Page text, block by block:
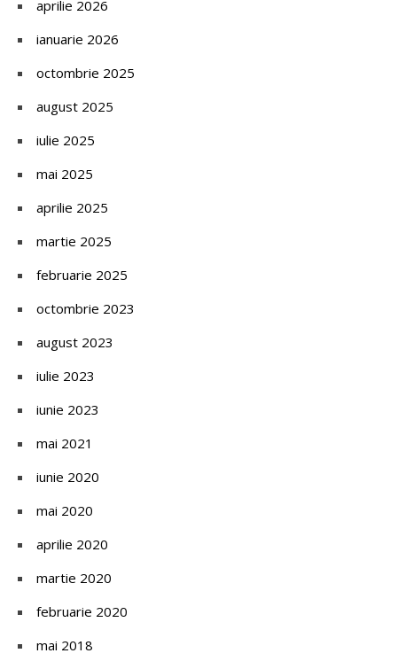
aprilie 2026
ianuarie 2026
octombrie 2025
august 2025
iulie 2025
mai 2025
aprilie 2025
martie 2025
februarie 2025
octombrie 2023
august 2023
iulie 2023
iunie 2023
mai 2021
iunie 2020
mai 2020
aprilie 2020
martie 2020
februarie 2020
mai 2018